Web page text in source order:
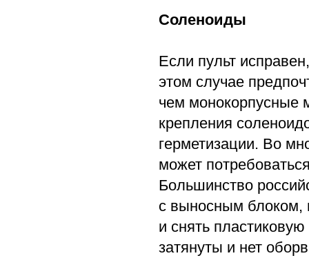
Соленоиды
Если пульт
этом случае
чем монокорпусные
крепления
герметизации. Во
может
Большинство
с выносным блоком,
и снять
затянуты и нет